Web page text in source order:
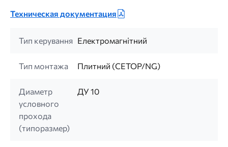
Техническая документация
Тип керування Електромагнітний
Тип монтажа Плитний (CETOP/NG)
Диаметр
условного
прохода
(типоразмер)
ДУ 10